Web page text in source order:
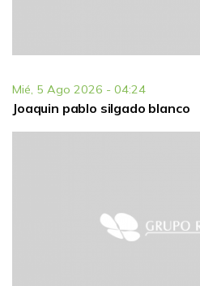
Mié, 5 Ago 2026 - 04:24
Joaquin pablo silgado blanco